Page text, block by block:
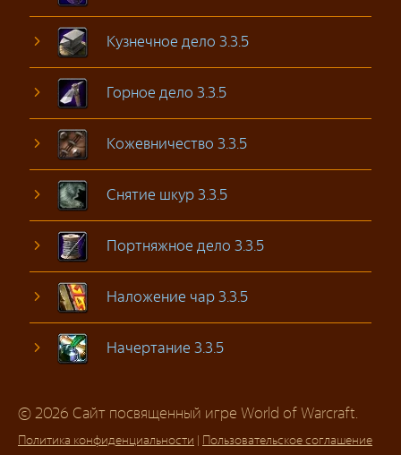
Кузнечное дело 3.3.5
Горное дело 3.3.5
Кожевничество 3.3.5
Снятие шкур 3.3.5
Портняжное дело 3.3.5
Наложение чар 3.3.5
Начертание 3.3.5
© 2026 Сайт посвященный игре World of Warcraft.
Политика конфиденциальности | Пользовательское соглашение